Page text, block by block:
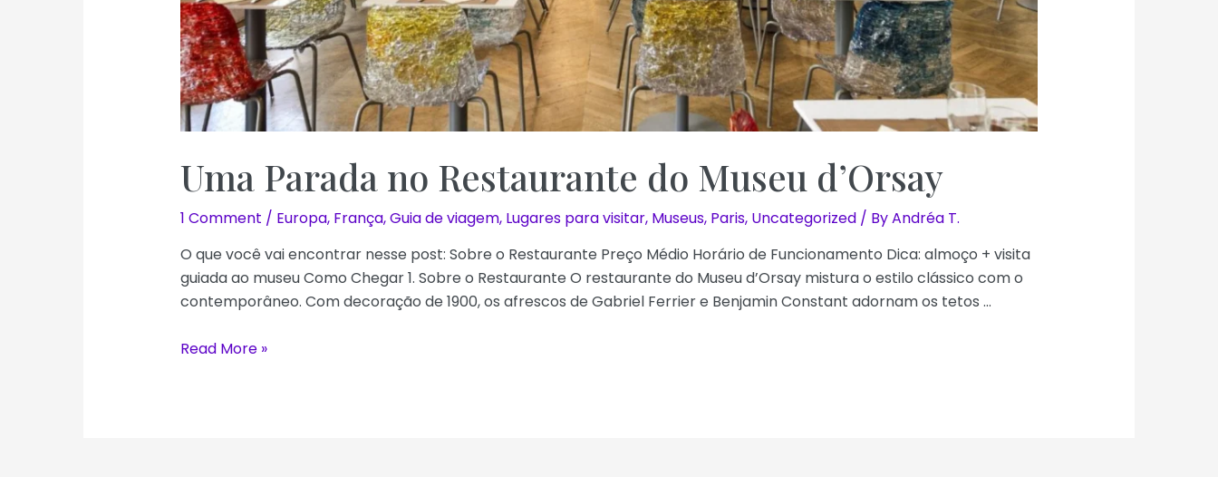
Uma Parada no Restaurante do Museu d’Orsay
1 Comment / Europa, França,Guia de viagem, Lugares para visitar, Museus, Paris, Uncategorized/ ByAndréa T.
O que você vai encontrar nesse post: Sobre o Restaurante Preço Médio Horário de Funcionamento Dica: almoço + visita
guiada ao museu Como Chegar 1. Sobre o Restaurante O restaurante do Museu d’Orsay mistura o estilo clássico com o
contemporâneo. Com decoração de 1900, os afrescos de Gabriel Ferrier e Benjamin Constant adornam os tetos …
Uma
Read More »